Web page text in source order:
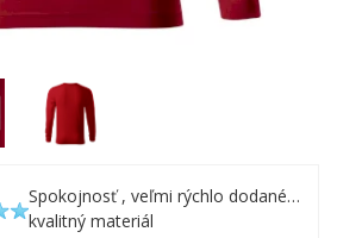
Spokojnosť , veľmi rýchlo dodané…
kvalitný materiál